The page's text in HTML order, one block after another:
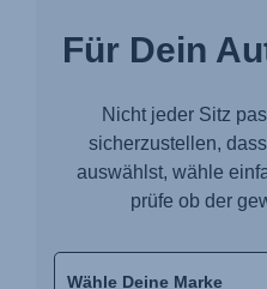
Für Dein
Nicht jeder Sitz
sicherzustellen,
auswählst, wähle
prüfe ob der